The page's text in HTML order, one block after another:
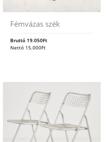
Fémvázas szék
Bruttó 19.050Ft
Nettó 15.000Ft